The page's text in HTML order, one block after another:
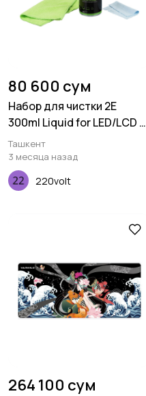
80 600 сум
Набор для чистки 2E
300ml Liquid for LED/LCD +
2 салфетки, 20X20 10X10
см
Ташкент
3 месяца назад
220volt
264 100 сум